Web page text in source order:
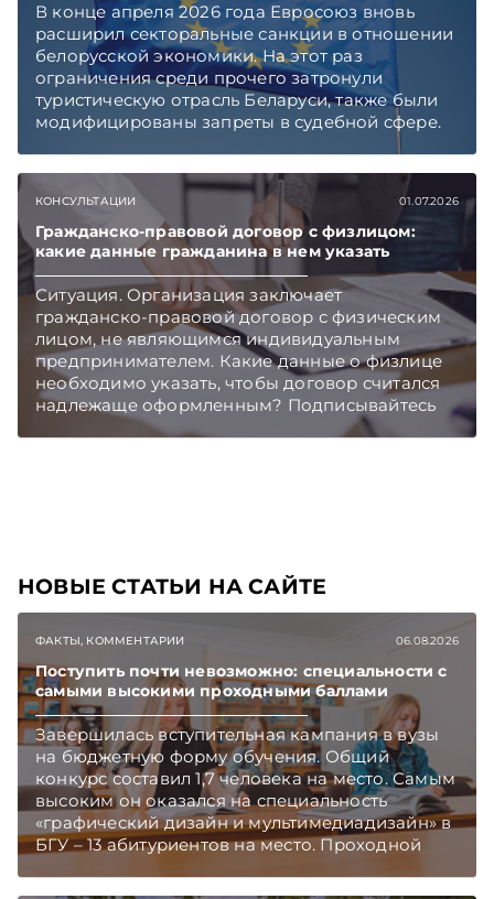
В конце апреля 2026 года Евросоюз вновь
расширил секторальные санкции в отношении
белорусской экономики. На этот раз
ограничения среди прочего затронули
туристическую отрасль Беларуси, также были
модифицированы запреты в судебной сфере.
Правовой контекст и последствия введения
обсудила с Юрием Владимировичем
Шумиловым, основателем и партнером
юридической фирмы YS Advisors,
специализирующейся на санкционном праве.
Подписывайтесь на Telegram‑канал и Viber.
Главное об экономике Беларуси — раньше,
чем в новостях TelegramViber
КОНСУЛЬТАЦИИ 01.07.2026
Гражданско-правовой договор с физлицом:
какие данные гражданина в нем указать
Ситуация. Организация заключает
гражданско-правовой договор с физическим
лицом, не являющимся индивидуальным
предпринимателем. Какие данные о физлице
необходимо указать, чтобы договор считался
надлежаще оформленным? Подписывайтесь
на Telegram‑канал и Viber. Главное об
НОВЫЕ СТАТЬИ НА САЙТЕ
ФАКТЫ, КОММЕНТАРИИ 06.08.2026
Поступить почти невозможно: специальности с
самыми высокими проходными баллами
Завершилась вступительная кампания в вузы
на бюджетную форму обучения. Общий
конкурс составил 1,7 человека на место. Самым
высоким он оказался на специальность
«графический дизайн и мультимедиадизайн» в
БГУ – 13 абитуриентов на место. Проходной